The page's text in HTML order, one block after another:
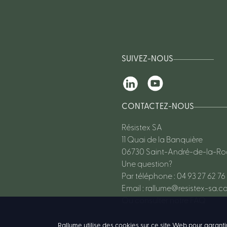
SUIVEZ-NOUS
CONTACTEZ-NOUS
Résistex SA
11 Quai de la Banquière
06730 Saint-André-de-la-
Une question?
Par téléphone : 04 93 27 62 76
Email : rallume@resistex-